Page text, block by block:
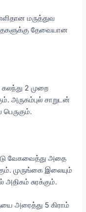
மருத்துவ
தேவையான
2 முறை
அருகம்புல் சாறுடன்
வேகவைத்து அதை
முருங்கை இலையும்
அதிகம் சுரக்கும்.
அரைத்து 5 கிராம்